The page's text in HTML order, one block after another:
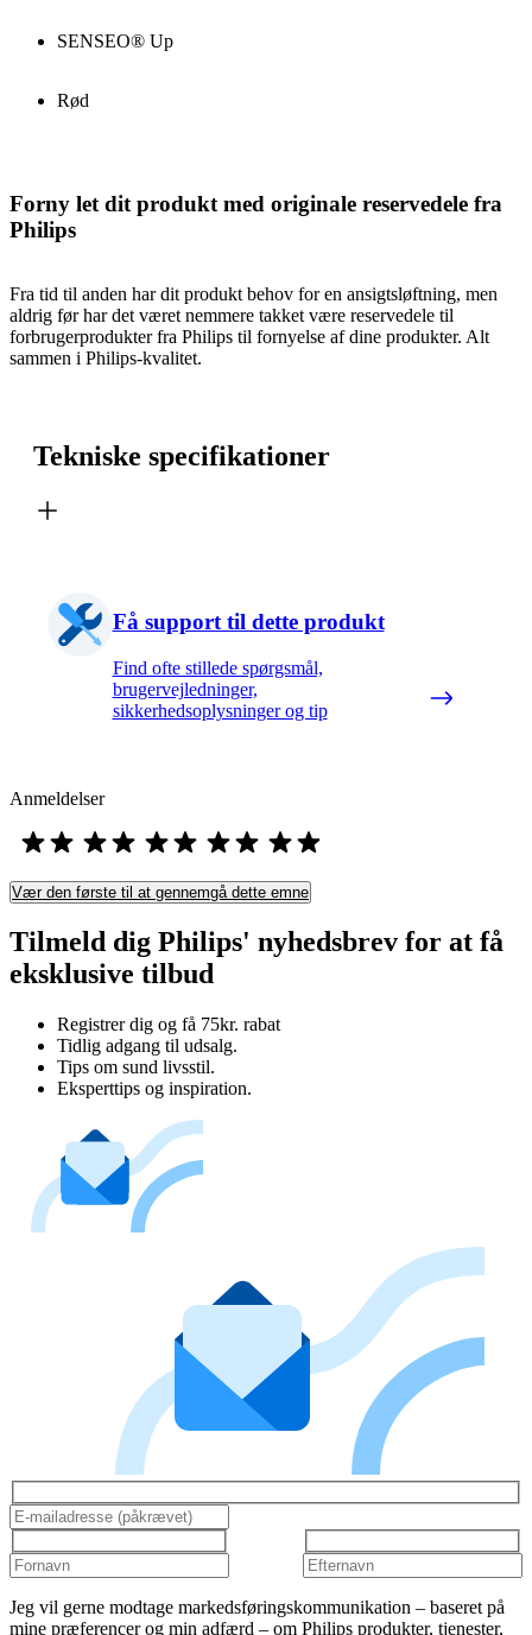
SENSEO® Up
Rød
Forny let dit produkt med originale reservedele fra
Philips
Fra tid til anden har dit produkt behov for en ansigtsløftning, men
aldrig før har det været nemmere takket være reservedele til
forbrugerprodukter fra Philips til fornyelse af dine produkter. Alt
sammen i Philips-kvalitet.
Tekniske specifikationer
Få support til dette produkt
Find ofte stillede spørgsmål,
brugervejledninger,
sikkerhedsoplysninger og tip
Anmeldelser
Vær den første til at gennemgå dette emne
Tilmeld dig Philips' nyhedsbrev for at få
eksklusive tilbud
Registrer dig og få 75kr. rabat
Tidlig adgang til udsalg.
Tips om sund livsstil.
Eksperttips og inspiration.
Jeg vil gerne modtage markedsføringskommunikation – baseret på
mine præferencer og min adfærd – om Philips produkter, tjenester,